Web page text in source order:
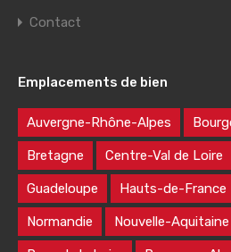
Contact
Emplacements de bien
Auvergne-Rhône-Alpes
Bretagne Centre-Val de Loire
Guadeloupe Hauts-de-France
Normandie Nouvelle-Aquitaine